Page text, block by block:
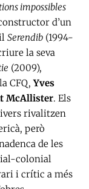
impossibles
d’un
Serendib (1994-
la seva
(2009),
CFQ,Yves
McAllister. Els
rivalitzen
però
de les
colonial
i crític a més